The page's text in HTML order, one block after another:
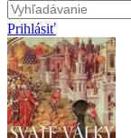
Prihlásiť